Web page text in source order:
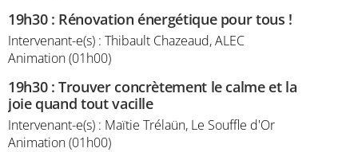
19h30: Rénovation énergétique pour tous !
Intervenant-e(s) : Thibault Chazeaud, ALEC
Animation (01h00)
19h30:Trouver concrètement le calme et la
joie quand tout vacille
Intervenant-e(s) : Maïtie Trélaün, Le Souffle d'Or
Animation (01h00)